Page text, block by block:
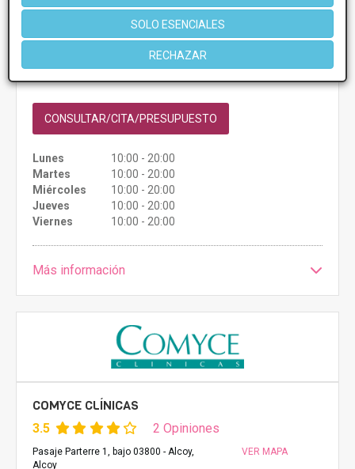
SOLO ESENCIALES
RECHAZAR
PRIMERA CONSULTA GRATUITA & FINANCIACIÓN A
Tratamientos desde 50€
CONSULTAR/CITA/PRESUPUESTO
Lunes
10:00 - 20:00
Martes
10:00 - 20:00
Miércoles
10:00 - 20:00
Jueves
10:00 - 20:00
Viernes
10:00 - 20:00
Más información
COMYCE CLÍNICAS
3.5 2 Opiniones
Pasaje Parterre 1, bajo 03800 - Alcoy,
Alcoy
VER MAPA